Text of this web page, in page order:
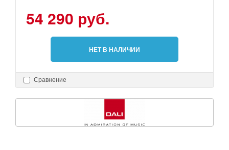
54 290 руб.
НЕТ В НАЛИЧИИ
Сравнение